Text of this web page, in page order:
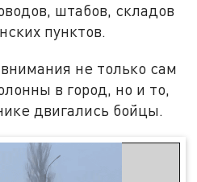
штабов, складов
пунктов.
не только сам
в город, но и то,
двигались бойцы.